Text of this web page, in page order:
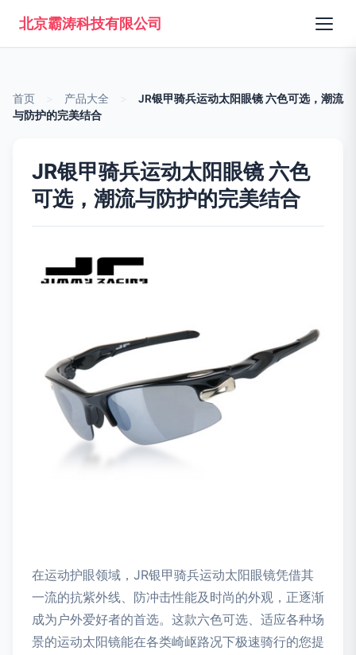
北京霸涛科技有限公司
首页 产品大全
JR银甲骑兵运动太阳眼镜 六色可选，潮流
与防护的完美结合
JR银甲骑兵运动太阳眼镜 六色
可选，潮流与防护的完美结合
在运动护眼领域，JR银甲骑兵运动太阳眼镜凭借其
一流的抗紫外线、防冲击性能及时尚的外观，正逐渐
成为户外爱好者的首选。这款六色可选、适应各种场
景的运动太阳镜能在各类崎岖路况下极速骑行的您提